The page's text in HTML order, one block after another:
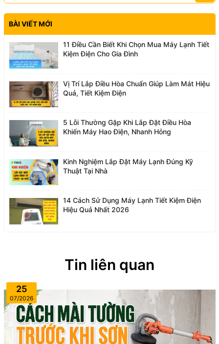
BÀI VIẾT MỚI
11 Điều Cần Biết Khi Chọn Mua Máy Lạnh Tiết
Kiệm Điện Cho Gia Đình
Vị Trí Lắp Điều Hòa Chuẩn Giúp Làm Mát Hiệu
Quả, Tiết Kiệm Điện
5 Lỗi Thường Gặp Khi Lắp Đặt Điều Hòa
Khiến Máy Hao Điện, Nhanh Hỏng
Kinh Nghiệm Lắp Đặt Máy Lạnh Đúng Kỹ
Thuật Tại Nhà
14 Cách Sử Dụng Máy Lạnh Tiết Kiệm Điện
Hiệu Quả Nhất 2026
Tin liên quan
25
07/2026